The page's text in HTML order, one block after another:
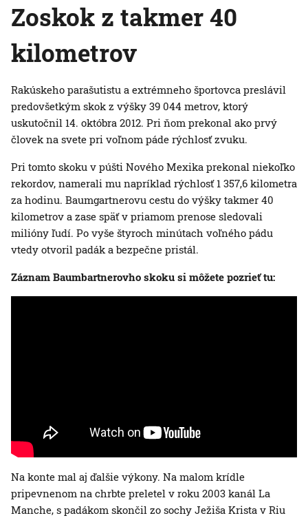
Zoskok z takmer 40
kilometrov
Rakúskeho parašutistu a extrémneho športovca preslávil
predovšetkým skok z výšky 39 044 metrov, ktorý
uskutočnil 14. októbra 2012. Pri ňom prekonal ako prvý
človek na svete pri voľnom páde rýchlosť zvuku.
Pri tomto skoku v púšti Nového Mexika prekonal niekoľko
rekordov, namerali mu napríklad rýchlosť 1 357,6 kilometra
za hodinu. Baumgartnerovu cestu do výšky takmer 40
kilometrov a zase späť v priamom prenose sledovali
milióny ľudí. Po vyše štyroch minútach voľného pádu
vtedy otvoril padák a bezpečne pristál.
Záznam Baumbartnerovho skoku si môžete pozrieť tu:
Na konte mal aj ďalšie výkony. Na malom krídle
pripevnenom na chrbte preletel v roku 2003 kanál La
Manche, s padákom skončil zo sochy Ježiša Krista v Riu